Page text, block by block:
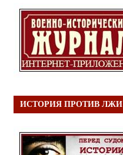
ИСТОРИЯ ПРОТИВ ЛЖИ